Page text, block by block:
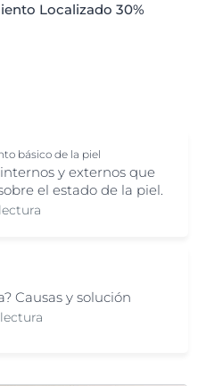
Localizado 30%
básico de la piel
y externos que
el estado de la piel.
Causas y solución